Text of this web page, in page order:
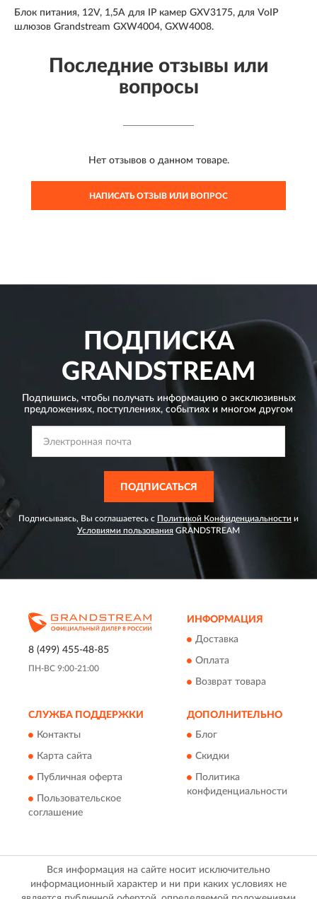
Блок питания, 12V, 1,5A для IP камер GXV3175, для VoIP
шлюзов Grandstream GXW4004, GXW4008.
Последние отзывы или
вопросы
Нет отзывов о данном товаре.
НАПИСАТЬ ОТЗЫВ ИЛИ ВОПРОС
ПОДПИСКА
GRANDSTREAM
Подпишись, чтобы получать информацию о эксклюзивных
предложениях, поступлениях, событиях и многом другом
ПОДПИСАТЬСЯ
Подписываясь, Вы соглашаетесь с Политикой Конфиденциальности и
Условиями пользования GRANDSTREAM
8 (499) 455-48-85
ПН-ВС 9:00-21:00
ИНФОРМАЦИЯ
Доставка
Оплата
Возврат товара
СЛУЖБА ПОДДЕРЖКИ
Контакты
Карта сайта
Публичная оферта
Пользовательское
соглашение
ДОПОЛНИТЕЛЬНО
Блог
Скидки
Политика
конфиденциальности
Вся информация на сайте носит исключительно
информационный характер и ни при каких условиях не